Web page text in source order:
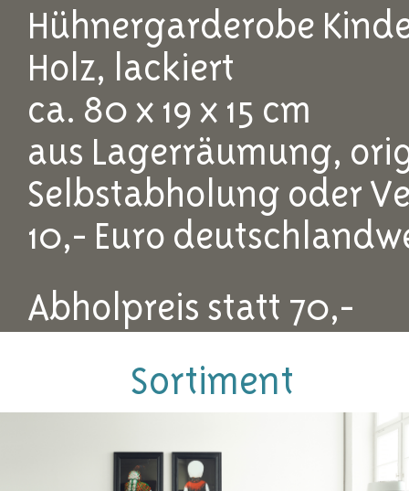
Hühnergarderobe
Holz, lackiert
ca. 80 x 19 x 15 cm
aus Lagerräumung,
Selbstabholung oder
10,- Euro
Abholpreis statt 70,-
49,-Sortiment